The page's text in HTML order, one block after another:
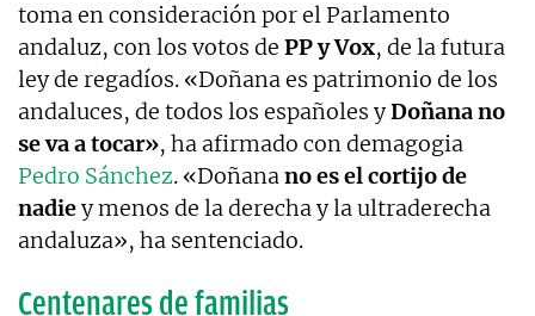
toma en consideración por el Parlamento
andaluz, con los votos de PP y Vox, de la futura
ley de regadíos. «Doñana es patrimonio de los
andaluces, de todos los españoles yDoñana no
se va a tocar», ha afirmado con demagogia
Pedro Sánchez. «Doñanano es el cortijo de
nadiey menos de la derecha y la ultraderecha
andaluza», ha sentenciado.
Centenares de familias